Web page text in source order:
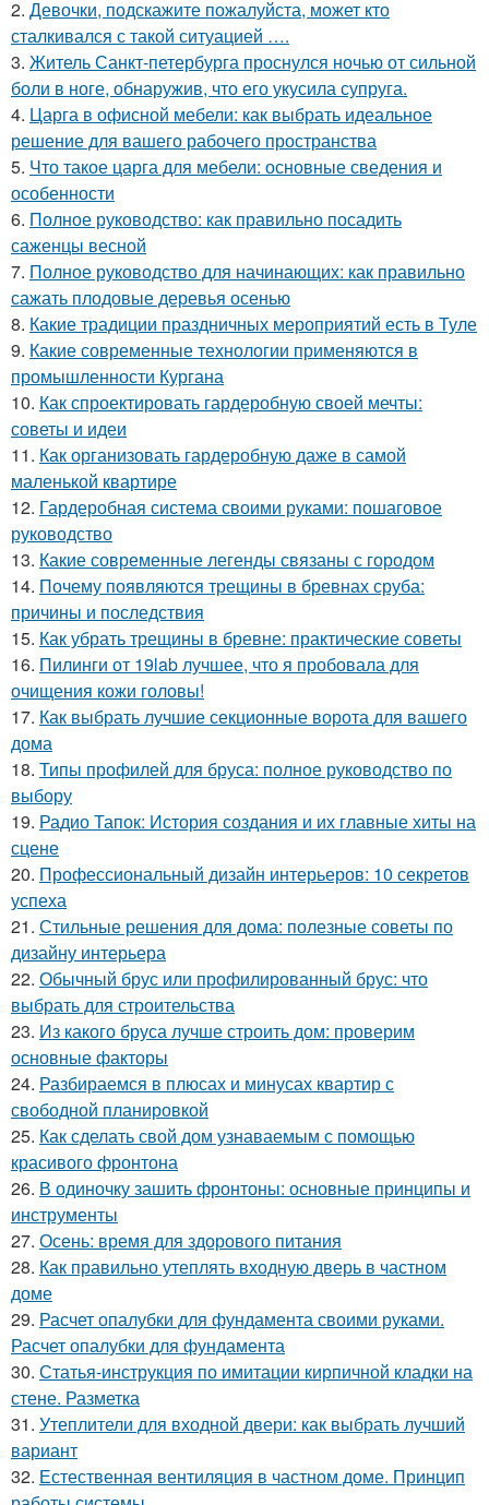
2. Девочки, подскажите пожалуйста, может кто
сталкивался с такой ситуацией ….
3. Житель Санкт-петербурга проснулся ночью от сильной
боли в ноге, обнаружив, что его укусила супруга.
4. Царга в офисной мебели: как выбрать идеальное
решение для вашего рабочего пространства
5. Что такое царга для мебели: основные сведения и
особенности
6. Полное руководство: как правильно посадить
саженцы весной
7. Полное руководство для начинающих: как правильно
сажать плодовые деревья осенью
8. Какие традиции праздничных мероприятий есть в Туле
9. Какие современные технологии применяются в
промышленности Кургана
10. Как спроектировать гардеробную своей мечты:
советы и идеи
11. Как организовать гардеробную даже в самой
маленькой квартире
12. Гардеробная система своими руками: пошаговое
руководство
13. Какие современные легенды связаны с городом
14. Почему появляются трещины в бревнах сруба:
причины и последствия
15. Как убрать трещины в бревне: практические советы
16. Пилинги от 19lab лучшее, что я пробовала для
очищения кожи головы!
17. Как выбрать лучшие секционные ворота для вашего
дома
18. Типы профилей для бруса: полное руководство по
выбору
19. Радио Тапок: История создания и их главные хиты на
сцене
20. Профессиональный дизайн интерьеров: 10 секретов
успеха
21. Стильные решения для дома: полезные советы по
дизайну интерьера
22. Обычный брус или профилированный брус: что
выбрать для строительства
23. Из какого бруса лучше строить дом: проверим
основные факторы
24. Разбираемся в плюсах и минусах квартир с
свободной планировкой
25. Как сделать свой дом узнаваемым с помощью
красивого фронтона
26. В одиночку зашить фронтоны: основные принципы и
инструменты
27. Осень: время для здорового питания
28. Как правильно утеплять входную дверь в частном
доме
29. Расчет опалубки для фундамента своими руками.
Расчет опалубки для фундамента
30. Статья-инструкция по имитации кирпичной кладки на
стене. Разметка
31. Утеплители для входной двери: как выбрать лучший
вариант
32. Естественная вентиляция в частном доме. Принцип